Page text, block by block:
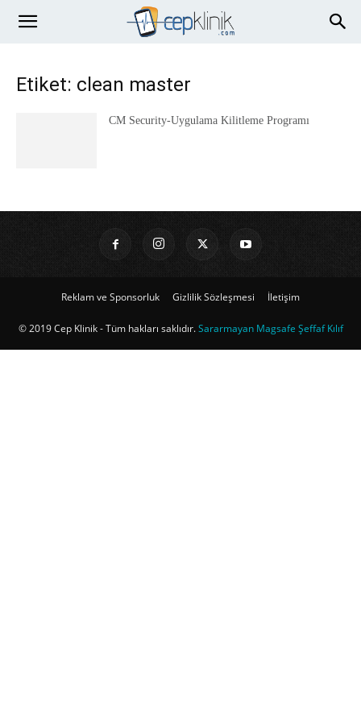
Etiket: clean master
CM Security-Uygulama Kilitleme Programı
Reklam ve Sponsorluk Gizlilik Sözleşmesi İletişim
© 2019 Cep Klinik - Tüm hakları saklıdır.Sararmayan Magsafe Şeffaf Kılıf